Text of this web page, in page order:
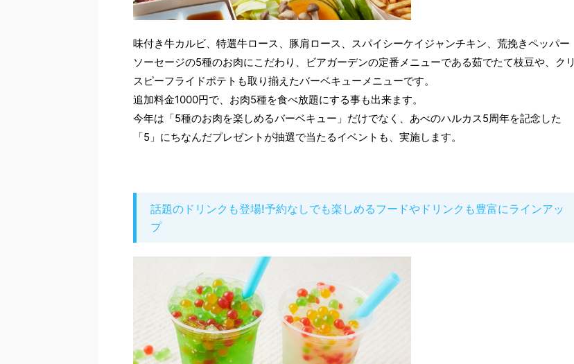
味付き牛カルビ、特選牛ロース、豚肩ロース、スパイシーケイジャンチキン、荒挽きペッパー
ソーセージの5種のお肉にこだわり、ビアガーデンの定番メニューである茹でたて枝豆や、クリ
スピーフライドポテトも取り揃えたバーベキューメニューです。
追加料金1000円で、お肉5種を食べ放題にする事も出来ます。
今年は「5種のお肉を楽しめるバーベキュー」だけでなく、あべのハルカス5周年を記念した
「5」にちなんだプレゼントが抽選で当たるイベントも、実施します。
話題のドリンクも登場!予約なしでも楽しめるフードやドリンクも豊富にラインアッ
プ